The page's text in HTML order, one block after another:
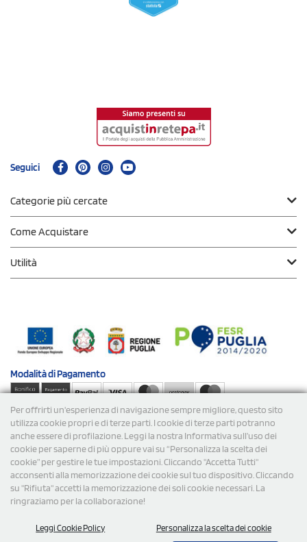
Per offrirti un'esperienza di navigazione sempre migliore, questo sito
utilizza cookie propri e di terze parti. I cookie di terze parti potranno
anche essere di profilazione. Leggi la nostra Informativa sull’uso dei
cookie per saperne di più oppure vai su “Personalizza la scelta dei
cookie” per gestire le tue impostazioni. Cliccando "Accetta Tutti"
acconsenti alla memorizzazione dei cookie sul tuo dispositivo. Cliccando
su "Rifiuta" accetti la memorizzazione dei soli cookie necessari. La
ringraziamo per la collaborazione!
Leggi Cookie Policy Personalizza la scelta dei cookie
Seguici
Categorie più cercate
Come Acquistare
Utilità
Modalità diPagamento
Spedizioni
P.Iva/C.F. 09734470967 - N° Rea MI-2110632